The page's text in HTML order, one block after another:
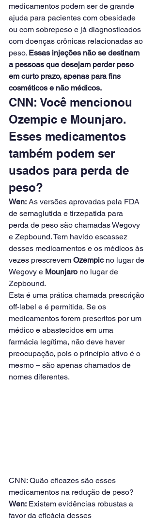
medicamentos podem ser de grande
ajuda para pacientes com obesidade
ou com sobrepeso e já diagnosticados
com doenças crônicas relacionadas ao
peso. Essas injeções não se destinam
a pessoas que desejam perder peso
em curto prazo, apenas para fins
cosméticos e não médicos.
CNN: Você mencionou
Ozempic e Mounjaro.
Esses medicamentos
também podem ser
usados ​​para perda de
peso?
Wen: As versões aprovadas pela FDA
de semaglutida e tirzepatida para
perda de peso são chamadas Wegovy
e Zepbound. Tem havido escassez
desses medicamentos e os médicos às
vezes prescrevem Ozempic no lugar de
Wegovy e Mounjaro no lugar de
Zepbound.
Esta é uma prática chamada prescrição
off-label e é permitida. Se os
medicamentos forem prescritos por um
médico e abastecidos em uma
farmácia legítima, não deve haver
preocupação, pois o princípio ativo é o
mesmo – são apenas chamados de
nomes diferentes.
CNN: Quão eficazes são esses
medicamentos na redução de peso?
Wen: Existem evidências robustas a
favor da eficácia desses